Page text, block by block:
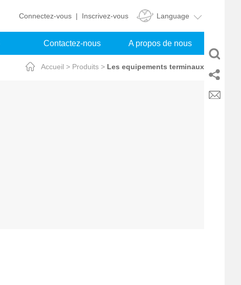
Connectez-vous | Inscrivez-vous Language
Contactez-nous A propos de nous
Accueil > Produits > Les equipements terminaux